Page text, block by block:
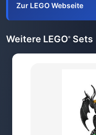
Zur LEGO Webseite
Weitere LEGO® Sets